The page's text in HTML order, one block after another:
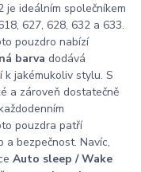
je ideálním společníkem
627, 628, 632 a 633.
pouzdro nabízí
barva dodává
jakémukoliv stylu. S
a zároveň dostatečně
pouzdra patří
bezpečnost. Navíc,
Auto sleep / Wake